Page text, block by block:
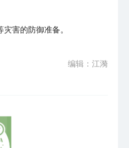
害的防御准备。
编辑：江漪